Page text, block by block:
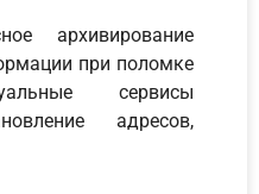
архивирование
при поломке
сервисы
адресов,